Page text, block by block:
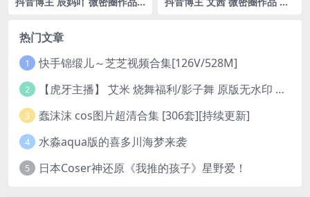
热门文章
1 快手锦缎儿～芝芝视频合集[126V/528M]
2 【虎牙主播】 艾米 烧舞福利/影子舞 原版无水印 （1v/130m）
3 蠢沫沫 cos图片超清合集 [306套][持续更新]
4 水淼aqua版的喜多川海梦来袭
5 日本Coser神还原《我推的孩子》星野爱！